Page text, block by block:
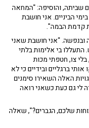
שביתה, והוסיפה: "המחאה
הביניים. אני חושבת
קדמת הבמה".
ובנפשה. "אני חושבת שאני
בי אלימות בלתי
צו, חטפתי מכות
ברגליים ובידיים כי לא
שלי ללהב 433. ההתנהגויות האלה השאירו סימנים
לי גם כעת כשאני רואה
שלכם, הגברים?", שאלה